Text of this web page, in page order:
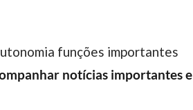
funções importantes
notícias importantes e